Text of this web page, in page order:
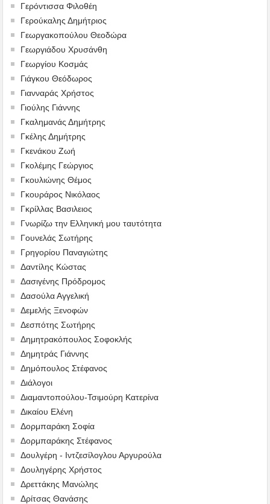
Γερόντισσα Φιλοθέη
Γερούκαλης Δημήτριος
Γεωργακοπούλου Θεοδώρα
Γεωργιάδου Χρυσάνθη
Γεωργίου Κοσμάς
Γιάγκου Θεόδωρος
Γιανναράς Χρήστος
Γιούλης Γιάννης
Γκαλημανάς Δημήτρης
Γκέλης Δημήτρης
Γκενάκου Ζωή
Γκολέμης Γεώργιος
Γκουλιώνης Θέμος
Γκουράρος Νικόλαος
Γκρίλλας Βασιλειος
Γνωρίζω την Ελληνική μου ταυτότητα
Γουνελάς Σωτήρης
Γρηγορίου Παναγιώτης
Δαντίλης Κώστας
Δασιγένης Πρόδρομος
Δασούλα Αγγελική
Δεμελής Ξενοφών
Δεσπότης Σωτήρης
Δημητρακόπουλος Σοφοκλής
Δημητράς Γιάννης
Δημόπουλος Στέφανος
Διάλογοι
Διαμαντοπούλου-Τσιμούρη Κατερίνα
Δικαίου Ελένη
Δορμπαράκη Σοφία
Δορμπαράκης Στέφανος
Δουλγέρη - Ιντζεσίλογλου Αργυρούλα
Δουληγέρης Χρήστος
Δρεττάκης Μανώλης
Δρίτσας Θανάσης